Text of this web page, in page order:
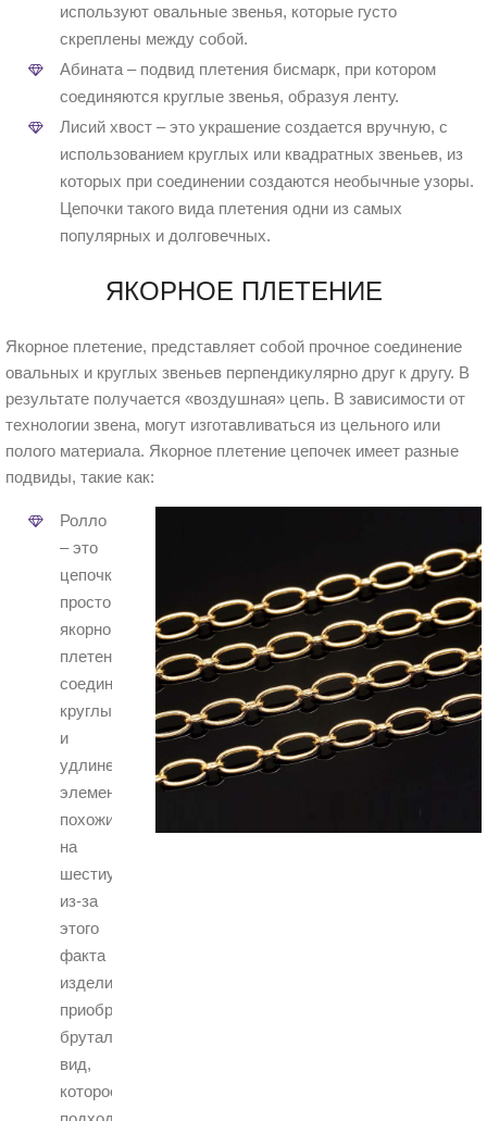
используют овальные звенья, которые густо
скреплены между собой.
Абината – подвид плетения бисмарк, при котором
соединяются круглые звенья, образуя ленту.
Лисий хвост – это украшение создается вручную, с
использованием круглых или квадратных звеньев, из
которых при соединении создаются необычные узоры.
Цепочки такого вида плетения одни из самых
популярных и долговечных.
ЯКОРНОЕ ПЛЕТЕНИЕ
Якорное плетение, представляет собой прочное соединение
овальных и круглых звеньев перпендикулярно друг к другу. В
результате получается «воздушная» цепь. В зависимости от
технологии звена, могут изготавливаться из цельного или
полого материала. Якорное плетение цепочек имеет разные
подвиды, такие как:
Ролло
– это
цепочка
простого
якорного
плетения,
соединенная
круглыми
и
удлиненными
элементами,
похожими
на
шестиугольники,
из-за
этого
факта
изделие
приобретает
брутальный
вид,
которое